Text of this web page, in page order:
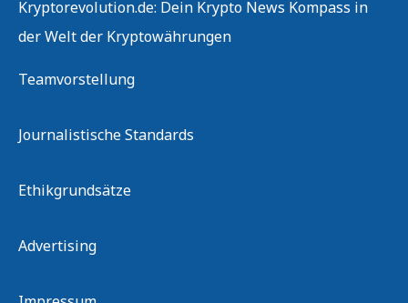
Kryptorevolution.de: Dein Krypto News Kompass in
der Welt der Kryptowährungen
Teamvorstellung
Journalistische Standards
Ethikgrundsätze
Advertising